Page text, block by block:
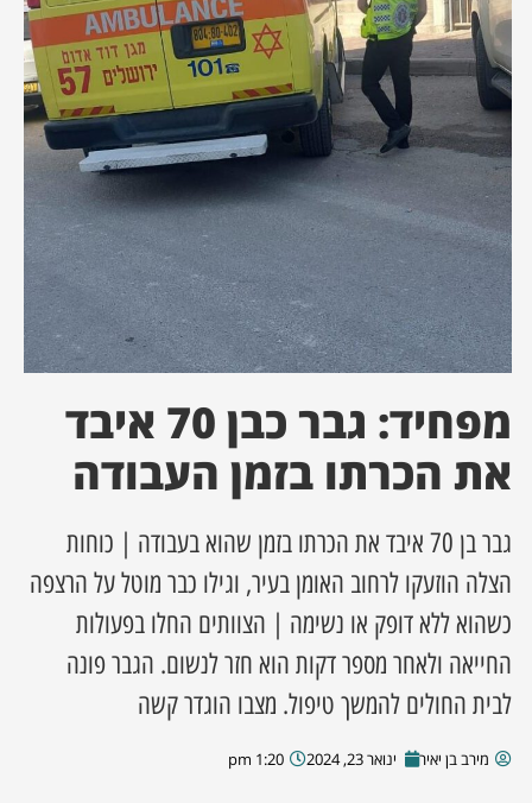
מסע מלחמה
השבוע
מקומית
עסקים
מפחיד: גבר כבן 70 איבד
את הכרתו בזמן העבודה
גבר בן 70 איבד את הכרתו בזמן שהוא בעבודה | כוחות
הצלה הוזעקו לרחוב האומן בעיר, וגילו כבר מוטל על הרצפה
כשהוא ללא דופק או נשימה | הצוותים החלו בפעולות
החייאה ולאחר מספר דקות הוא חזר לנשום. הגבר פונה
לבית החולים להמשך טיפול. מצבו הוגדר קשה
מירב בן יאיר ינואר 23, 2024 1:20 pm